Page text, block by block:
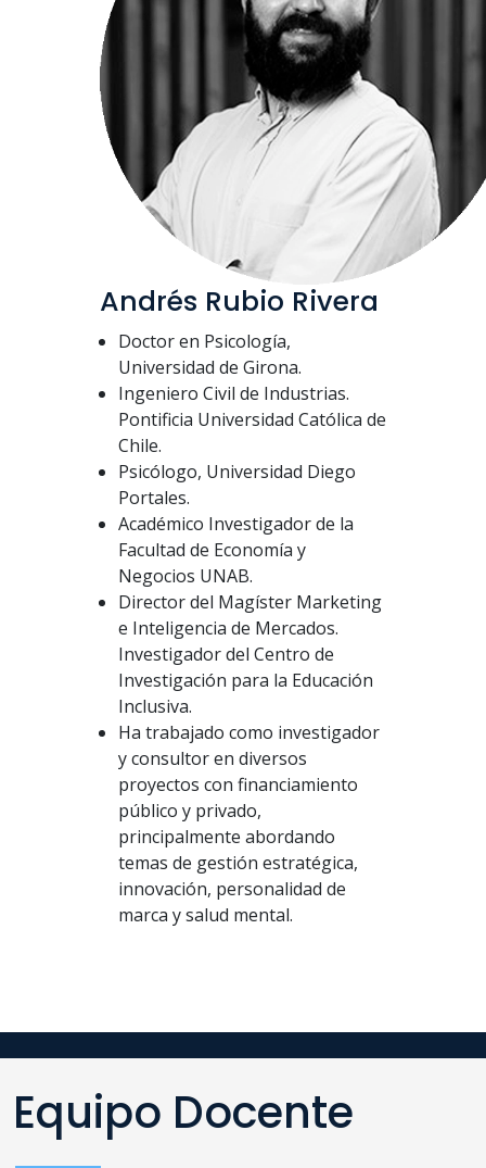
Andrés Rubio Rivera
Doctor en Psicología,
Universidad de Girona.
Ingeniero Civil de Industrias.
Pontificia Universidad Católica de
Chile.
Psicólogo, Universidad Diego
Portales.
Académico Investigador de la
Facultad de Economía y
Negocios UNAB.
Director del Magíster Marketing
e Inteligencia de Mercados.
Investigador del Centro de
Investigación para la Educación
Inclusiva.
Ha trabajado como investigador
y consultor en diversos
proyectos con financiamiento
público y privado,
principalmente abordando
temas de gestión estratégica,
innovación, personalidad de
marca y salud mental.
Equipo Docente